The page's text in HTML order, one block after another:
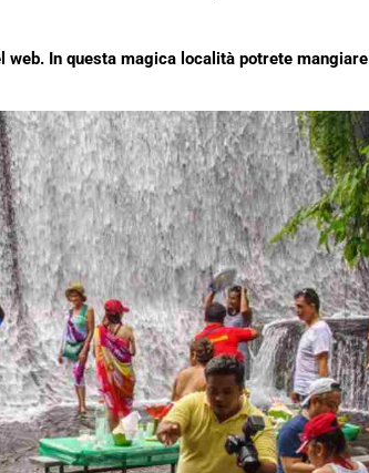
web. In questa magica località potrete mangiare